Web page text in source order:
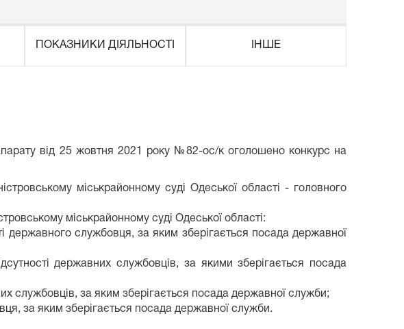
ПОКАЗНИКИ ДІЯЛЬНОСТІ ІНШЕ
від 25 жовтня 2021 року №82-ос/к оголошено конкурс на
міськрайонному суді Одеської області - головного
міськрайонному суді Одеської області:
державного службовця, за яким зберігається посада державної
державних службовців, за якими зберігається посада
службовців, за яким зберігається посада державної служби;
за яким зберігається посада державної служби.